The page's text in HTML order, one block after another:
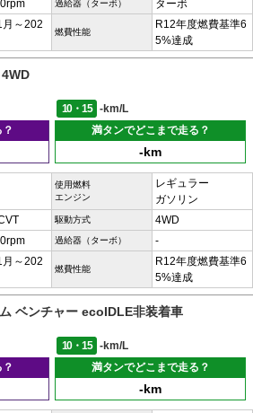
過給器（ターボ） ターボ
～202
燃費性能
R12年度燃費基準6
5%達成
10・15
-km/L
満タンでどこまで走る？
-km
使用燃料
エンジン
レギュラー
ガソリン
駆動方式 4WD
過給器（ターボ） -
～202
燃費性能
R12年度燃費基準6
5%達成
ベンチャー ecoIDLE非装着車
10・15
-km/L
満タンでどこまで走る？
-km